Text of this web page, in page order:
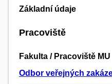
Základní údaje
Pracoviště
Fakulta / Pracoviště MU
Odbor veřejných